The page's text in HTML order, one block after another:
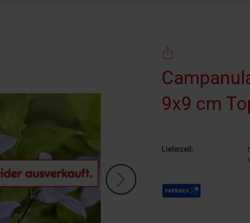
9x9 cm
Lieferzeit:
Payback Punkte